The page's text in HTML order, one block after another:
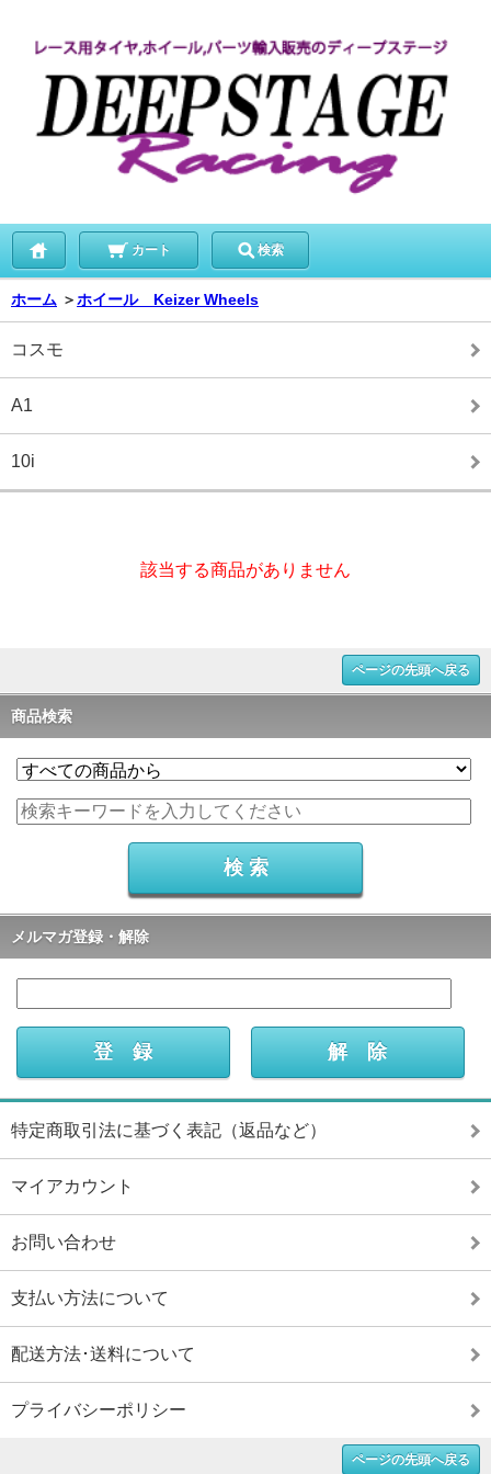
カート 検索
ホーム ＞ホイール Keizer Wheels
コスモ
A1
10i
該当する商品がありません
ページの先頭へ戻る
商品検索
メルマガ登録・解除
特定商取引法に基づく表記（返品など）
マイアカウント
お問い合わせ
支払い方法について
配送方法･送料について
プライバシーポリシー
ページの先頭へ戻る